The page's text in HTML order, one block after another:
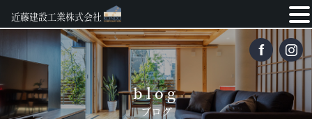
blog
ブログ
近藤建設工業株式会社